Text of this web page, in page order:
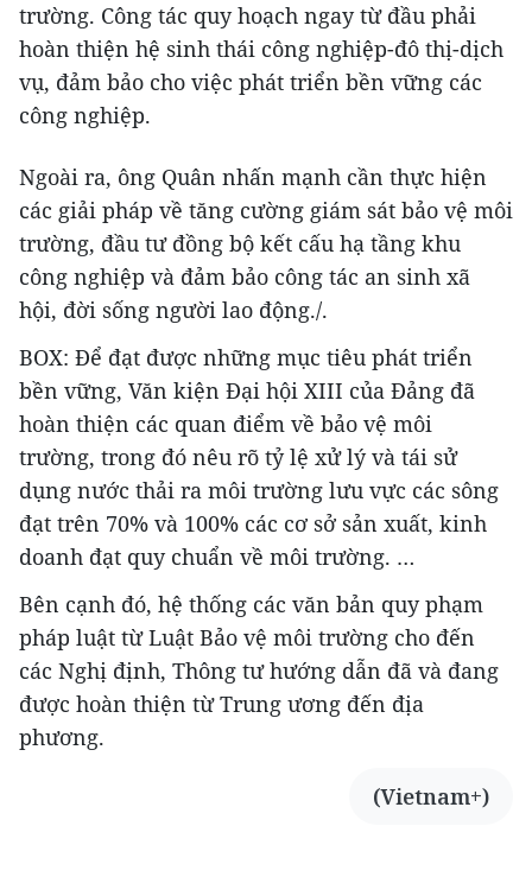
trường. Công tác quy hoạch ngay từ đầu phải
hoàn thiện hệ sinh thái công nghiệp-đô thị-dịch
vụ, đảm bảo cho việc phát triển bền vững các
công nghiệp.
Ngoài ra, ông Quân nhấn mạnh cần thực hiện
các giải pháp về tăng cường giám sát bảo vệ môi
trường, đầu tư đồng bộ kết cấu hạ tầng khu
công nghiệp và đảm bảo công tác an sinh xã
hội, đời sống người lao động./.
BOX: Để đạt được những mục tiêu phát triển
bền vững, Văn kiện Đại hội XIII của Đảng đã
hoàn thiện các quan điểm về bảo vệ môi
trường, trong đó nêu rõ tỷ lệ xử lý và tái sử
dụng nước thải ra môi trường lưu vực các sông
đạt trên 70% và 100% các cơ sở sản xuất, kinh
doanh đạt quy chuẩn về môi trường. …
Bên cạnh đó, hệ thống các văn bản quy phạm
pháp luật từ Luật Bảo vệ môi trường cho đến
các Nghị định, Thông tư hướng dẫn đã và đang
được hoàn thiện từ Trung ương đến địa
phương.
(Vietnam+)